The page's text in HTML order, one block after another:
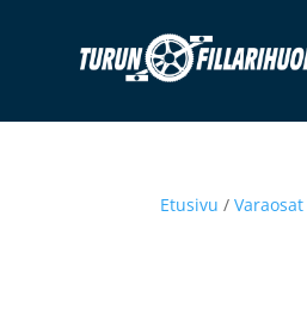
Etusivu /Varaosat